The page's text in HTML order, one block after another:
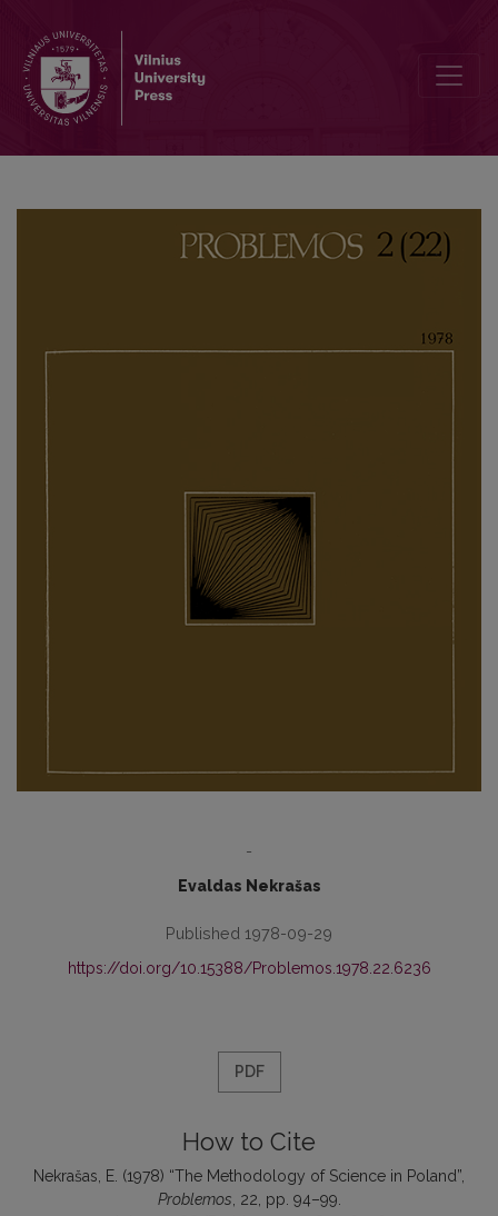
-
Evaldas Nekrašas
Published 1978-09-29
https://doi.org/10.15388/Problemos.1978.22.6236
PDF
How to Cite
Nekrašas, E. (1978) “The Methodology of Science in Poland”,
Problemos , 22, pp. 94–99.